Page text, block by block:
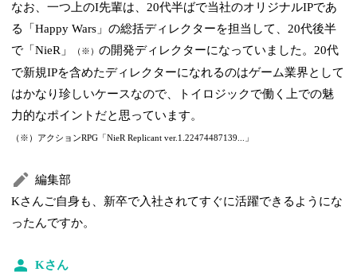
なお、一つ上のI先輩は、20代半ばで当社のオリジナルIPであ
る「Happy Wars」の総括ディレクターを担当して、20代後半
で「NieR」
（※）の開発ディレクターになっていました。20代
で新規IPを含めたディレクターになれるのはゲーム業界として
はかなり珍しいケースなので、トイロジックで働く上での魅
力的なポイントだと思っています。
（※）アクションRPG「NieR Replicant ver.1.22474487139...」
編集部
Kさんご自身も、新卒で入社されてすぐに活躍できるようにな
ったんですか。
Kさん